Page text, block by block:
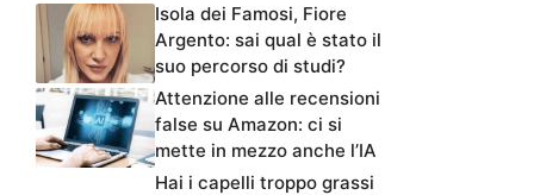
Isola dei Famosi, Fiore
Argento: sai qual è stato il
suo percorso di studi?
Attenzione alle recensioni
false su Amazon: ci si
mette in mezzo anche l’IA
Hai i capelli troppo grassi